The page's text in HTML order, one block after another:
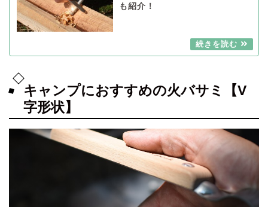
も紹介！
キャンプにおすすめの火バサミ【V
字形状】